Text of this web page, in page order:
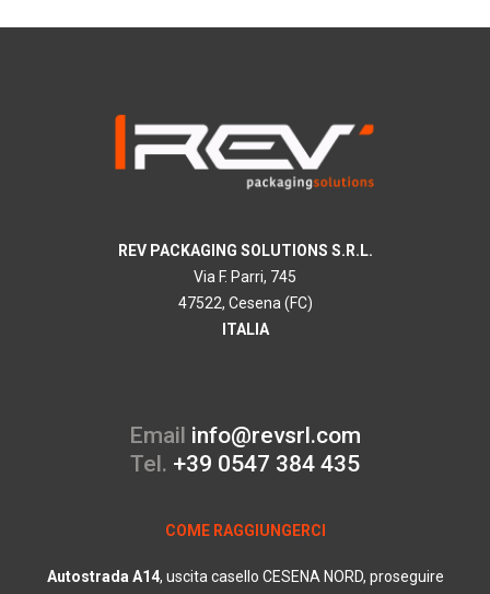
REV PACKAGING SOLUTIONS S.R.L.
Via F. Parri, 745
47522, Cesena (FC)
ITALIA
Email info@revsrl.com
Tel. +39 0547 384 435
COME RAGGIUNGERCI
Autostrada A14, uscita casello CESENA NORD, proseguire